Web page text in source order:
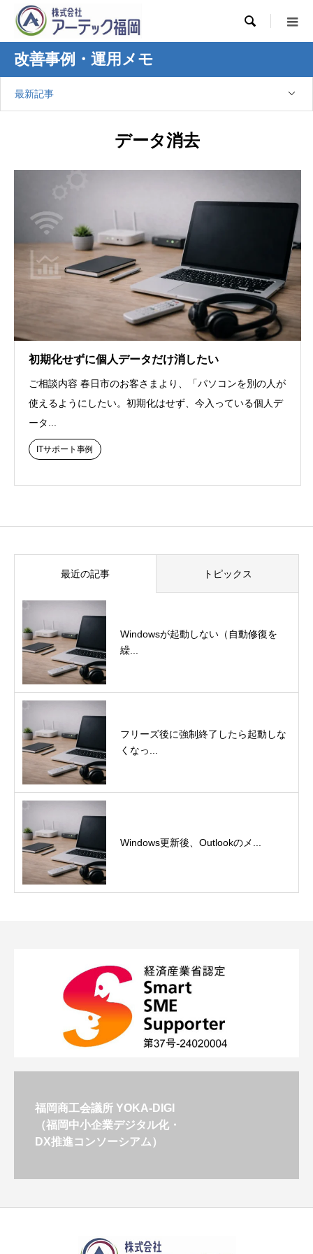

改善事例・運用メモ
最新記事
データ消去
初期化せずに個人データだけ消したい
ご相談内容 春日市のお客さまより、「パソコンを別の人が
使えるようにしたい。初期化はせず、今入っている個人デ
ータ...
ITサポート事例
最近の記事 トピックス
Windowsが起動しない（自動修復を
繰...
フリーズ後に強制終了したら起動しな
くなっ...
Windows更新後、Outlookのメ...
福岡商工会議所 YOKA-DIGI
（福岡中小企業デジタル化・
DX推進コンソーシアム）